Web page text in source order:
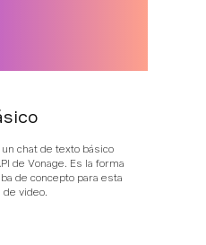
chat de texto básico
de Vonage. Es la forma
de concepto para esta
video.